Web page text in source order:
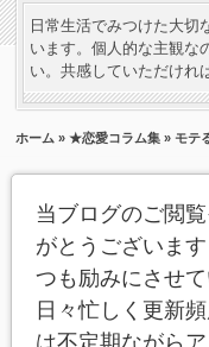
日常生活でみつけた大切
います。個人的な主観な
い。共感していただけれ
ホーム »★恋愛コラム集 » モテ
当ブログのご閲
がとうございま
つも励みにさせ
日々忙しく更新
は不定期ながら